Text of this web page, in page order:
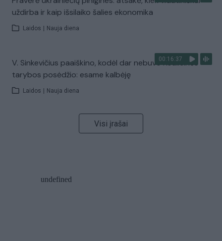
uždirba ir kaip išsilaiko šalies ekonomika
Laidos Nauja diena
00:16:37
V. Sinkevičius paaiškino, kodėl dar nebuvo Koalicinės
tarybos posėdžio: esame kalbėję
Laidos Nauja diena
Visi įrašai